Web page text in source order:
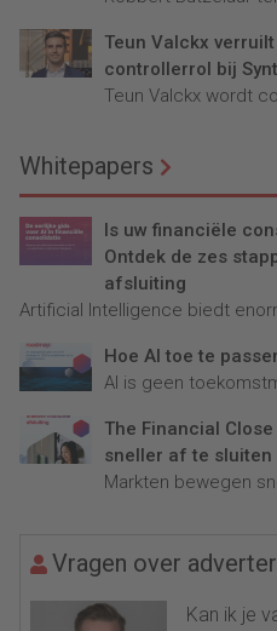
Teun Valckx
controllerrol bij
Teun Valckx wordt
Whitepapers
Is uw financiële
Ontdek de zes
afsluiting
Artificial Intelligence biedt
Hoe AI toe te
AI is geen
The Financial
sneller af te sluiten
Markten bewegen
Vragen over
Kan ik je